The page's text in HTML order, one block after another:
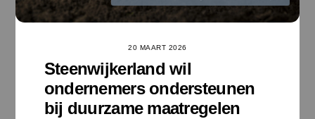
20 MAART 2026
Steenwijkerland wil
ondernemers ondersteunen
bij duurzame maatregelen